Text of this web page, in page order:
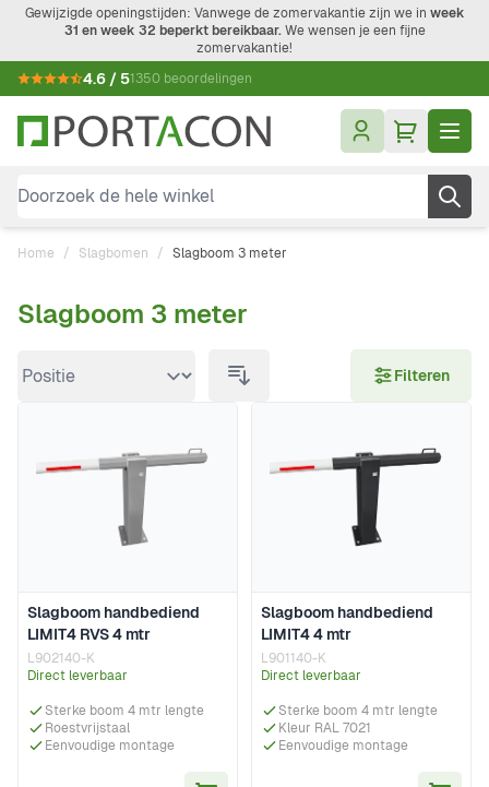
Ga naar de inhoud
Gewijzigde openingstijden: Vanwege de zomervakantie zijn we in week
31 en week 32 beperkt bereikbaar.We wensen je een fijne
zomervakantie!
4.6 / 51350 beoordelingen
Doorzoek de hele winkel
Home / Slagbomen / Slagboom 3 meter
Doorgaan naar productlijst
Slagboom 3 meter
Filteren
Slagboom handbediend
LIMIT4 RVS 4 mtr
L902140-K
Direct leverbaar
Sterke boom 4 mtr lengte
Roestvrijstaal
Eenvoudige montage
Slagboom handbediend
LIMIT4 4 mtr
L901140-K
Direct leverbaar
Sterke boom 4 mtr lengte
Kleur RAL 7021
Eenvoudige montage